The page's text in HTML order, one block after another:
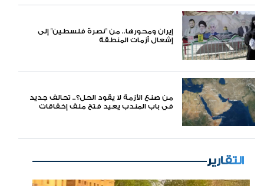
إيران ومحورها.. من "نصرة فلسطين" إلى
إشعال أزمات المنطقة
من صنع الأزمة لا يقود الحل؟.. تحالف جديد
في باب المندب يعيد فتح ملف إخفاقات
التقارير